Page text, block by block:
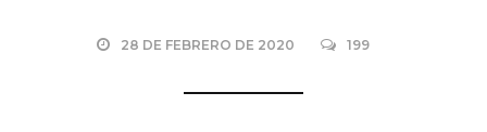
28 DE FEBRERO DE 2020 199